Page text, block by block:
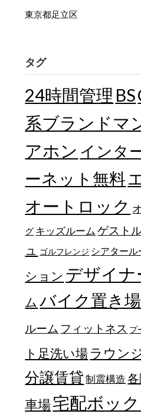
東京都足立区
タグ
24時間管理 BS
系ブランドマ
アホン インタ
ーネット無料
オートロック
グ キッズルーム ゲスト
ュ
ゴルフレンジ シアタール
ション デザイナ
ム バイク置き場
ルーム フィットネス プ
ト足洗い場 ラウン
分譲賃貸 制震構造
車場宅配ボッ